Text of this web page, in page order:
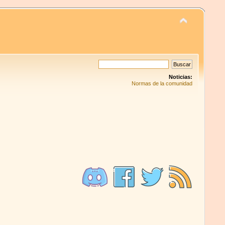
Noticias:
Normas de la comunidad